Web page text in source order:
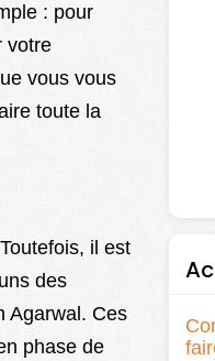
: pour
votre
vous vous
toute la
il est
des
Agarwal. Ces
phase de